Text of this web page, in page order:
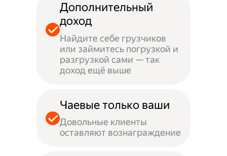
Дополнительный
доход
Найдите себе грузчиков
или займитесь погрузкой и
разгрузкой сами — так
доход ещё выше
Чаевые только ваши
Довольные клиенты
оставляют вознаграждение